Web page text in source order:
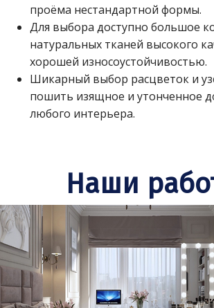
проёма нестандартной формы.
Для выбора доступно большое
натуральных тканей высокого
хорошей износоустойчивостью.
Шикарный выбор расцветок и
пошить изящное и утонченное
любого интерьера.
Наши